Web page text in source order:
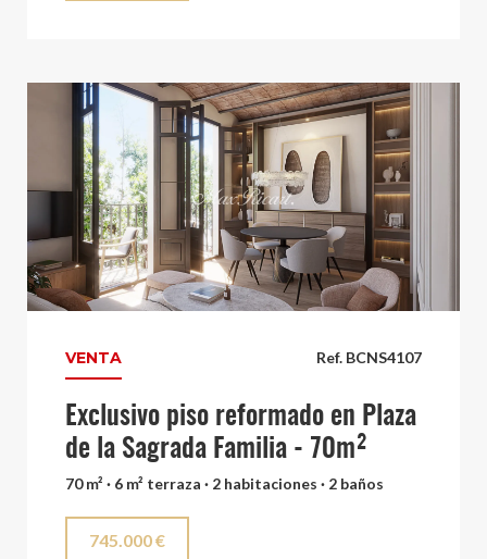
Ref. BCNS4107
VENTA
Exclusivo piso reformado en Plaza
de la Sagrada Familia - 70m²
70 m² · 6 m² terraza · 2 habitaciones · 2 baños
745.000 €